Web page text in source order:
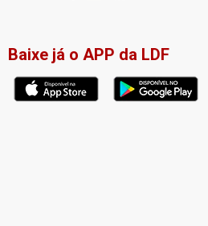
Baixe já o APP da LDF